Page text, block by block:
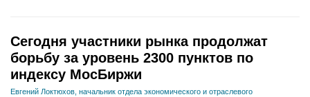
Сегодня участники рынка продолжат
борьбу за уровень 2300 пунктов по
индексу МосБиржи
Евгений Локтюхов, начальник отдела экономического и отраслевого